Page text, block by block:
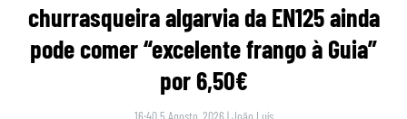
churrasqueira algarvia da EN125 ainda
pode comer “excelente frango à Guia”
por 6,50€